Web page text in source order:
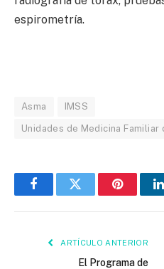
espirometría.
Asma IMSS
Unidades de Medicina Familiar
FacebookTwitter Pinterest
ARTÍCULO ANTERIOR
El Programa de